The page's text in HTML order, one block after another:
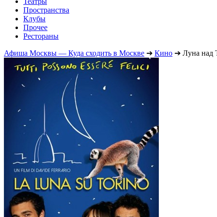
Пространства
Клубы
Прочее
Рестораны
Афиша Москвы — Куда сходить в Москве ➔ Кино ➔ Луна над